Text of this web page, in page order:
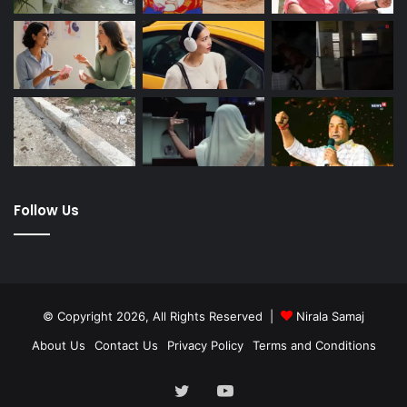
Follow Us
© Copyright 2026, All Rights Reserved |
Nirala Samaj
About Us
Contact Us Privacy Policy Terms and Conditions
TwitterYouTube